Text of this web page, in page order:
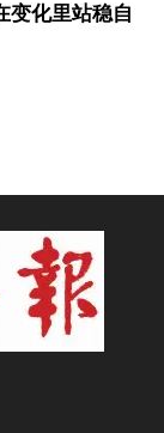
变化里站稳自